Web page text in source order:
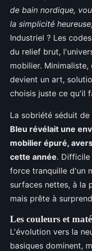
de bain nordique,
la simplicité
Industriel ? Les
du relief brut,
mobilier.
devient un art,
choisis juste ce qu'il
La sobriété séduit
Bleu révélait une
mobilier épuré,
cette année. Difficile
force tranquille d'un
surfaces nettes, à la
mais prête à
Les couleurs et
L'évolution vers la
basiques dominent,